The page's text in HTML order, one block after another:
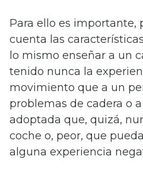
Para ello es importante,
cuenta las
lo mismo enseñar a un
tenido nunca la
movimiento que a un
problemas de cadera o
adoptada que, quizá,
coche o, peor, que
alguna experiencia